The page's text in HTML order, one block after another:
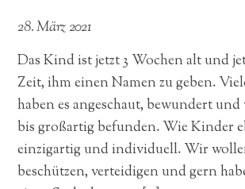
28. März 2021
Das Kind ist jetzt 3 Wochen alt und
Zeit, ihm einen Namen zu geben.
haben es angeschaut, bewundert
bis großartig befunden. Wie Kinder
einzigartig und individuell. Wir
beschützen, verteidigen und gern